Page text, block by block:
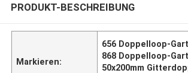
PRODUKT-BESCHREIBUNG
Markieren:
656 Doppelloop-
868 Doppelloop-
50x200mm